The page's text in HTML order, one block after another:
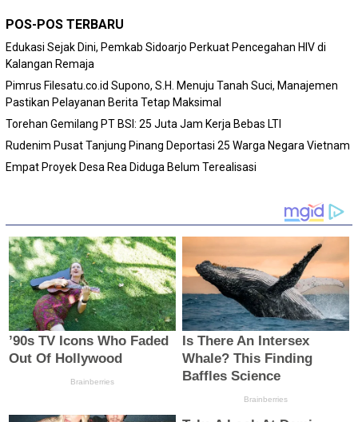
POS-POS TERBARU
Edukasi Sejak Dini, Pemkab Sidoarjo Perkuat Pencegahan HIV di
Kalangan Remaja
Pimrus Filesatu.co.id Supono, S.H. Menuju Tanah Suci, Manajemen
Pastikan Pelayanan Berita Tetap Maksimal
Torehan Gemilang PT BSI: 25 Juta Jam Kerja Bebas LTI
Rudenim Pusat Tanjung Pinang Deportasi 25 Warga Negara Vietnam
Empat Proyek Desa Rea Diduga Belum Terealisasi